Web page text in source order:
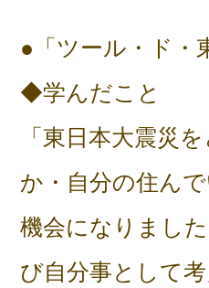
●「ツール・ド・
◆学んだこと
「東日本大震災
か・自分の住ん
機会になりまし
び自分事として